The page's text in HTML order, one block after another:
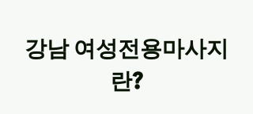
강남 여성전용마사지
란?